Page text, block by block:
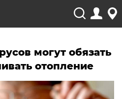
могут обязать
отопление